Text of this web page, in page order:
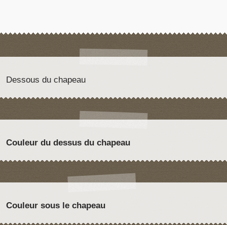
Dessous du chapeau
Couleur du dessus du chapeau
Couleur sous le chapeau